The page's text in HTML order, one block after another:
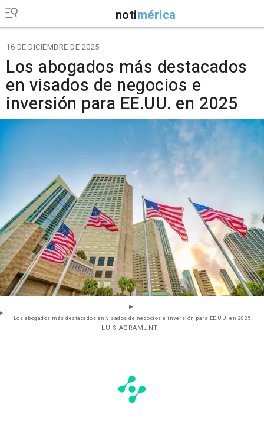
notimérica
16 DE DICIEMBRE DE 2025
Los abogados más destacados
en visados de negocios e
inversión para EE.UU. en 2025
Los abogados más destacados en visados de negocios e inversión para EE.UU. en 2025
- LUIS AGRAMUNT